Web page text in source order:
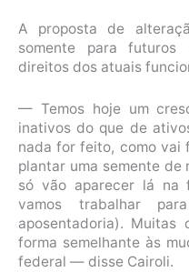
A proposta de
somente para futuros
direitos dos atuais
— Temos hoje um
inativos do que de
nada for feito, como vai
plantar uma semente de
só vão aparecer lá na
vamos trabalhar
aposentadoria).
forma semelhante às
federal — disse Cairoli.